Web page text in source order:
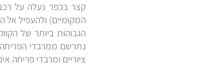
קצר בכפר נעלה על
המקומיים) ולהעפיל
נתרשם ממרבדי הפריחה
ציוריים ומרבדי פריחה